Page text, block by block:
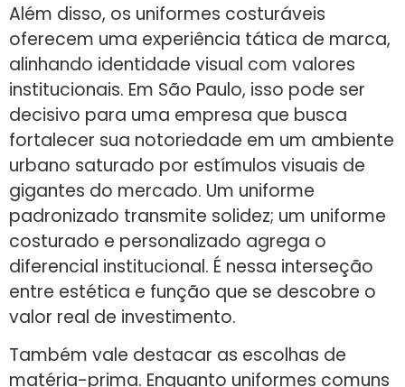
Além disso, os uniformes costuráveis
oferecem uma experiência tática de marca,
alinhando identidade visual com valores
institucionais. Em São Paulo, isso pode ser
decisivo para uma empresa que busca
fortalecer sua notoriedade em um ambiente
urbano saturado por estímulos visuais de
gigantes do mercado. Um uniforme
padronizado transmite solidez; um uniforme
costurado e personalizado agrega o
diferencial institucional. É nessa interseção
entre estética e função que se descobre o
valor real de investimento.
Também vale destacar as escolhas de
matéria-prima. Enquanto uniformes comuns